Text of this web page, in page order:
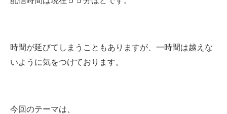
時間が延びてしまうこともありますが、一時間は越えな
いように気をつけております。
今回のテーマは、